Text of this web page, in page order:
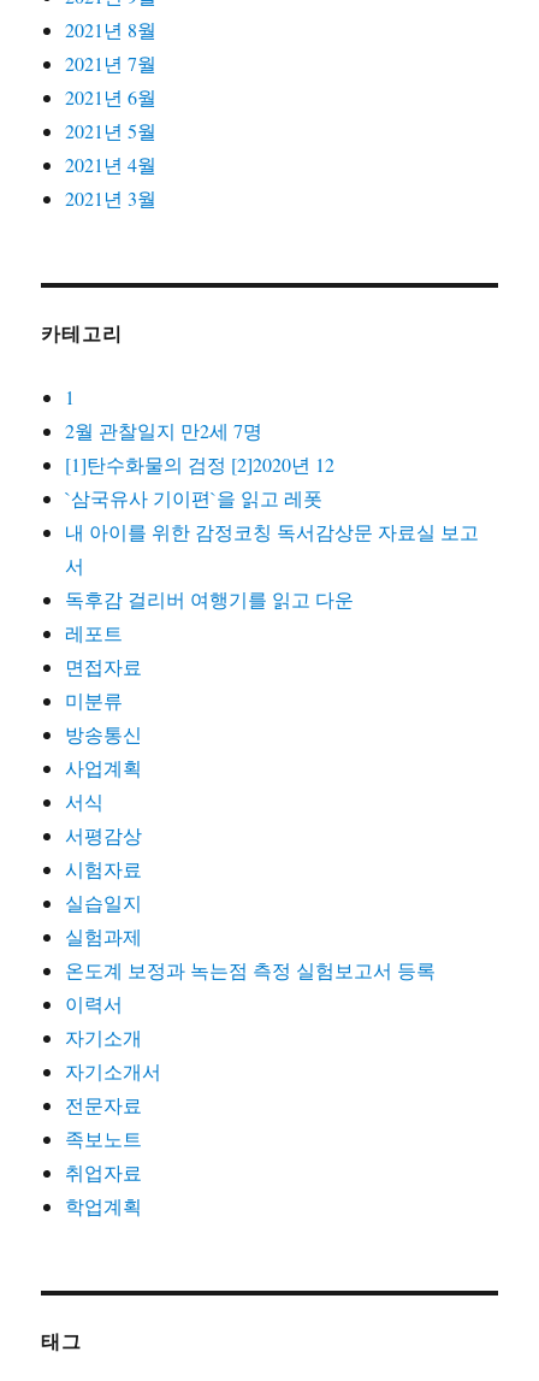
2021년 8월
2021년 7월
2021년 6월
2021년 5월
2021년 4월
2021년 3월
카테고리
1
2월 관찰일지 만2세 7명
[1]탄수화물의 검정 [2]2020년 12
`삼국유사 기이편`을 읽고 레폿
내 아이를 위한 감정코칭 독서감상문 자료실 보고
서
독후감 걸리버 여행기를 읽고 다운
레포트
면접자료
미분류
방송통신
사업계획
서식
서평감상
시험자료
실습일지
실험과제
온도계 보정과 녹는점 측정 실험보고서 등록
이력서
자기소개
자기소개서
전문자료
족보노트
취업자료
학업계획
태그